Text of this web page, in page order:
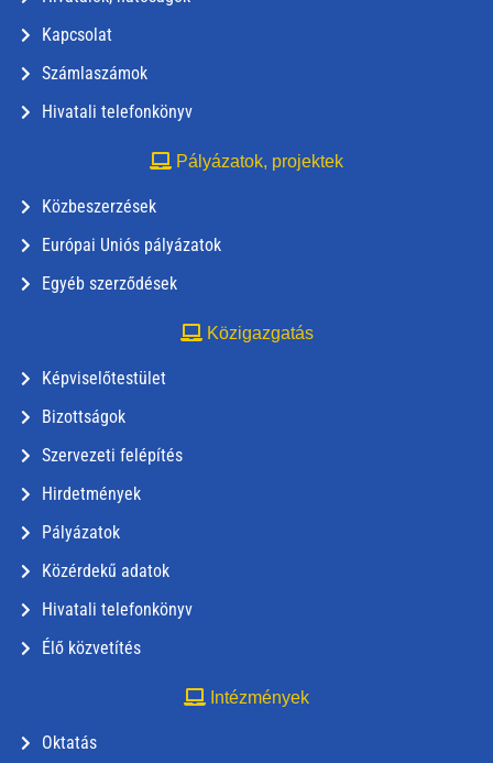
Kapcsolat
Számlaszámok
Hivatali telefonkönyv
Pályázatok, projektek
Közbeszerzések
Európai Uniós pályázatok
Egyéb szerződések
Közigazgatás
Képviselőtestület
Bizottságok
Szervezeti felépítés
Hirdetmények
Pályázatok
Közérdekű adatok
Hivatali telefonkönyv
Élő közvetítés
Intézmények
Oktatás